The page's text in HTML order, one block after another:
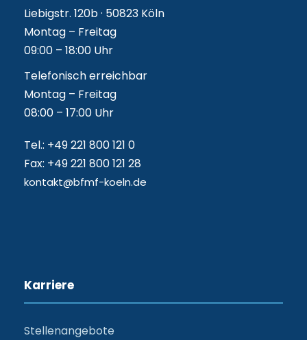
Liebigstr. 120b · 50823 Köln
Montag – Freitag
09:00 – 18:00 Uhr
Telefonisch erreichbar
Montag – Freitag
08:00 – 17:00 Uhr
Tel.: +49 221 800 121 0
Fax: +49 221 800 121 28
kontakt@bfmf-koeln.de
Karriere
Stellenangebote